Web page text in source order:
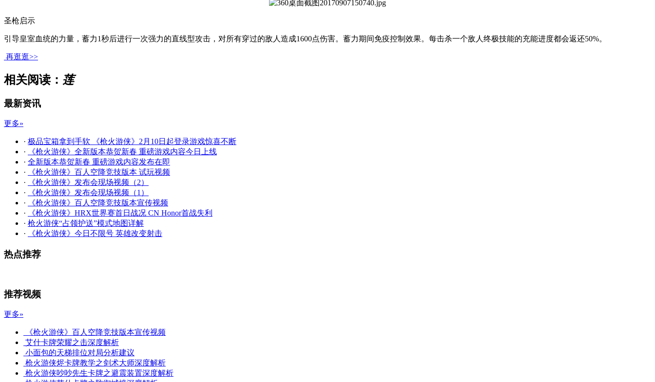
圣枪启示
引导皇室血统的力量，蓄力1秒后进行一次强力的直线型攻击，对所有穿过的敌人造成1600点伤害。蓄力期间免疫控制效果。每击杀一个敌人终极技能的充能进度都会返还50%。
再逛逛>>
相关阅读： 莲
最新资讯
更多»
· 极品宝箱拿到手软 《枪火游侠》2月10日起登录游戏惊喜不断
·
《枪火游侠》全新版本恭贺新春 重磅游戏内容今日上线
· 全新版本恭贺新春 重磅游戏内容发布在即
·
《枪火游侠》百人空降竞技版本 试玩视频
·
《枪火游侠》发布会现场视频（2）
·
《枪火游侠》发布会现场视频（1）
·
《枪火游侠》百人空降竞技版本宣传视频
·
《枪火游侠》HRX世界赛首日战况 CN Honor首战失利
· 枪火游侠“占领护送”模式地图详解
·
《枪火游侠》今日不限号 英雄改变射击
热点推荐
推荐视频
更多»
《枪火游侠》百人空降竞技版本宣传视频
艾什卡牌荣耀之击深度解析
小面包的天梯排位对局分析建议
枪火游侠烬卡牌教学之剑术大师深度解析
枪火游侠吵吵先生卡牌之避震装置深度解析